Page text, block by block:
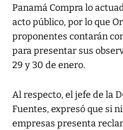
Panamá Compra lo
acto público, por lo que
proponentes contarán
para presentar sus
29 y 30 de enero.
Al respecto, el jefe de la
Fuentes, expresó que si
empresas presenta